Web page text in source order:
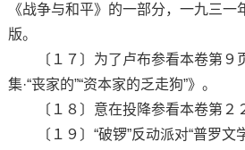
《战争与和平》的一部分，一九三一
版。
〔１７〕为了卢布参看本卷第９
集·“丧家的”“资本家的乏走狗”》。
〔１８〕意在投降参看本卷第２２
〔１９〕“破锣”反动派对“普罗文